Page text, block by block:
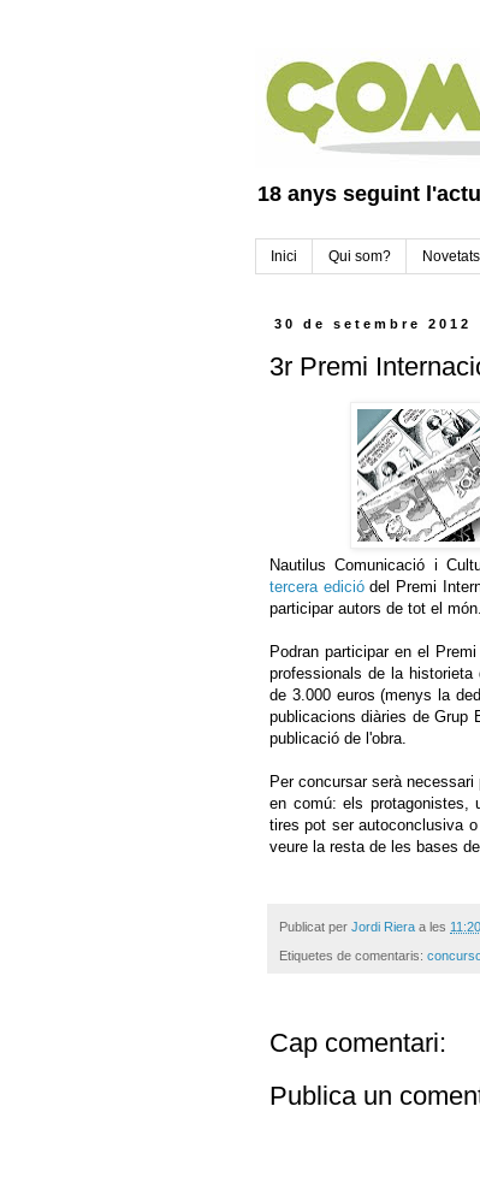
18 anys seguint
Inici Qui som? Novetats
30 de setembre 2012
3r Premi
Nautilus Comunicació i
tercera ediciódel Premi
participar autors de tot el món.
Podran participar en el
professionals de la
de 3.000 euros (menys la
publicacions diàries de Grup
publicació de l'obra.
Per concursar serà
en comú: els protagonistes,
tires pot ser autoconclusiva
veure la resta de les bases
Publicat per Jordi Riera a les 11:20
Etiquetes de comentaris:
Cap comentari:
Publica un